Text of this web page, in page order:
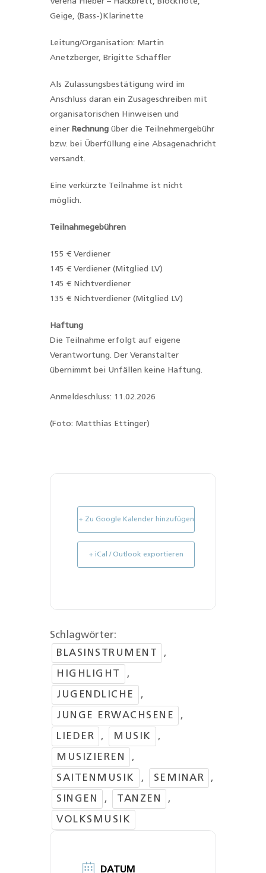
Geige, (Bass-)Klarinette
Leitung/Organisation: Martin
Anetzberger, Brigitte Schäffler
Als Zulassungsbestätigung wird im
Anschluss daran ein Zusageschreiben mit
organisatorischen Hinweisen und
einer Rechnung über die Teilnehmergebühr
bzw. bei Überfüllung eine Absagenachricht
versandt.
Eine verkürzte Teilnahme ist nicht
möglich.
Teilnahmegebühren
155 € Verdiener
145 € Verdiener (Mitglied LV)
145 € Nichtverdiener
135 € Nichtverdiener (Mitglied LV)
Haftung
Die Teilnahme erfolgt auf eigene
Verantwortung. Der Veranstalter
übernimmt bei Unfällen keine Haftung.
Anmeldeschluss: 11.02.2026
(Foto: Matthias Ettinger)
+ Zu Google Kalender hinzufügen
+ iCal / Outlook exportieren
Schlagwörter:
BLASINSTRUMENT
,
HIGHLIGHT ,
JUGENDLICHE ,
JUNGE ERWACHSENE ,
LIEDER , MUSIK ,
MUSIZIEREN ,
SAITENMUSIK , SEMINAR ,
SINGEN , TANZEN ,
VOLKSMUSIK
DATUM